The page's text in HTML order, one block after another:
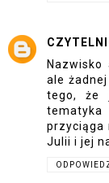
ale
tego, że
przyciąga
Julii i jej